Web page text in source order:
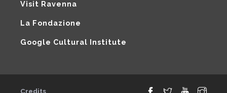
Visit Ravenna
La Fondazione
Google Cultural Institute
Credits